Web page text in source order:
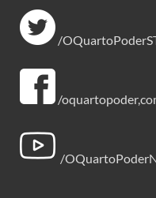
/
/
/